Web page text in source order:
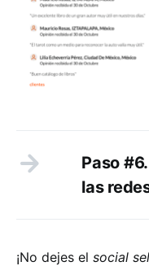
Paso
las
¡No dejes el social